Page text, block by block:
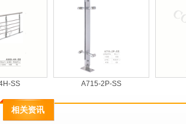
SS A715-2P-SS
相关资讯